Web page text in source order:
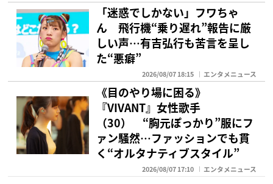
「迷惑でしかない」フワちゃ
ん 飛行機“乗り遅れ”報告に厳
しい声…有吉弘行も苦言を呈し
た“悪癖”
2026/08/07 18:15 エンタメニュース
《目のやり場に困る》
『VIVANT』女性歌手
（30） “胸元ぽっかり”服にフ
ァン騒然…ファッションでも貫
く“オルタナティブスタイル”
2026/08/07 17:10 エンタメニュース